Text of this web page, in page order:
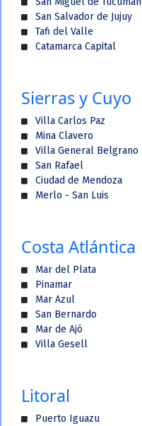
San Salvador de Jujuy
Tafi del Valle
Catamarca Capital
Sierras y Cuyo
Villa Carlos Paz
Mina Clavero
Villa General Belgrano
San Rafael
Ciudad de Mendoza
Merlo - San Luis
Costa Atlántica
Mar del Plata
Pinamar
Mar Azul
San Bernardo
Mar de Ajó
Villa Gesell
Litoral
Puerto Iguazu